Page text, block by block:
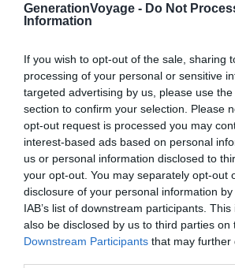
GenerationVoyage - Do Not
Information
If you wish to opt-out of the sale, sharing
processing of your personal or sensitive
targeted advertising by us, please use
section to confirm your selection. Please
opt-out request is processed you may
interest-based ads based on personal
us or personal information disclosed to
your opt-out. You may separately opt-out
disclosure of your personal information
IAB’s list of downstream participants.
also be disclosed by us to third parties on
Downstream Participants that may further
Crédit photo :
Même s’ils sont parmi les plus chers
célèbres taxis noirs font partie des
capitale anglaise. Alors pourquoi ne
Londres avec un Black Cab, le temps
sera l’occasion pour vous de vous